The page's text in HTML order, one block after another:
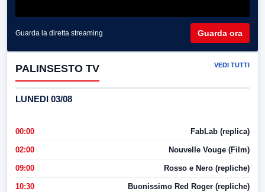
Guarda la diretta streaming Guarda ora
PALINSESTO TV VEDI TUTTI
LUNEDI 03/08
00:00 FabLab (replica)
02:00 Nouvelle Vouge (Film)
09:00 Rosso e Nero (repliche)
10:30 Buonissimo Red Roger (repliche)